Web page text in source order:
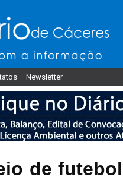
Newsletter
de futebol